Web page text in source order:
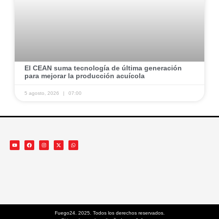
​El CEAN suma tecnología de última generación
para mejorar la producción acuícola ​
5 agosto, 2026 07:00
Fuego24. 2025. Todos los derechos reservados.